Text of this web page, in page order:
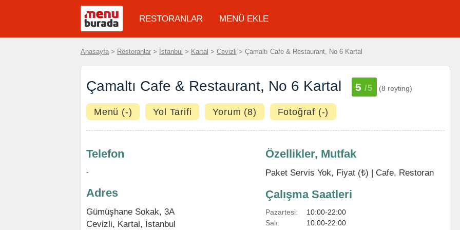
RESTORANLAR MENÜ EKLE
Anasayfa > Restoranlar > İstanbul > Kartal > Cevizli > Çamaltı Cafe & Restaurant, No 6 Kartal
Çamaltı Cafe & Restaurant, No 6 Kartal 5 /5 (8 reyting)
Menü (-) Yol Tarifi Yorum (8) Fotoğraf (-)
Telefon
-
Adres
Gümüşhane Sokak, 3A
Cevizli, Kartal, İstanbul
Özellikler, Mutfak
Paket Servis Yok, Fiyat (₺) | Cafe, Restoran
Çalışma Saatleri
Pazartesi:
10:00-22:00
Salı:
10:00-22:00